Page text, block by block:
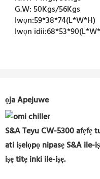
G.W:50Kgs/56Kgs
Iwọn:59*38*74(L*W*H)
Iwọn idii:
ọja Apejuwe
S&A Teyu CW-5300
ati iṣelọpọ nipasẹ S&A
iṣẹ titẹ inki ile-iṣẹ.